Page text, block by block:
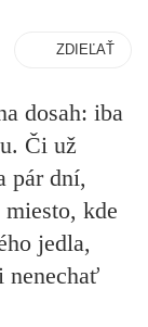
ZDIEĽAŤ
dosah: iba
Či už
pár dní,
kde
jedla,
nenechať